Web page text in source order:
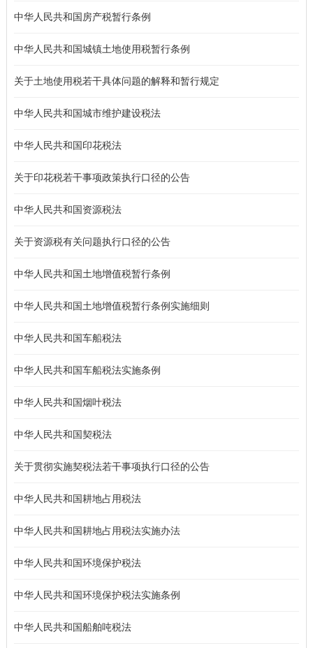
中华人民共和国房产税暂行条例
中华人民共和国城镇土地使用税暂行条例
关于土地使用税若干具体问题的解释和暂行规定
中华人民共和国城市维护建设税法
中华人民共和国印花税法
关于印花税若干事项政策执行口径的公告
中华人民共和国资源税法
关于资源税有关问题执行口径的公告
中华人民共和国土地增值税暂行条例
中华人民共和国土地增值税暂行条例实施细则
中华人民共和国车船税法
中华人民共和国车船税法实施条例
中华人民共和国烟叶税法
中华人民共和国契税法
关于贯彻实施契税法若干事项执行口径的公告
中华人民共和国耕地占用税法
中华人民共和国耕地占用税法实施办法
中华人民共和国环境保护税法
中华人民共和国环境保护税法实施条例
中华人民共和国船舶吨税法